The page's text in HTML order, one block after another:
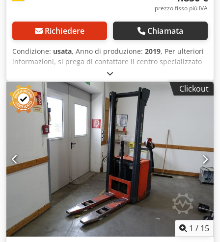
prezzo fisso più IVA
Richiedere Chiamata
Condizione: usata, Anno di produzione: 2019, Per ulteriori
informazioni, si prega di contattare il centro specializzato
in macchinari usati. Dodpfx Aszfkmisqgeck DE01
Clickout
1 / 15